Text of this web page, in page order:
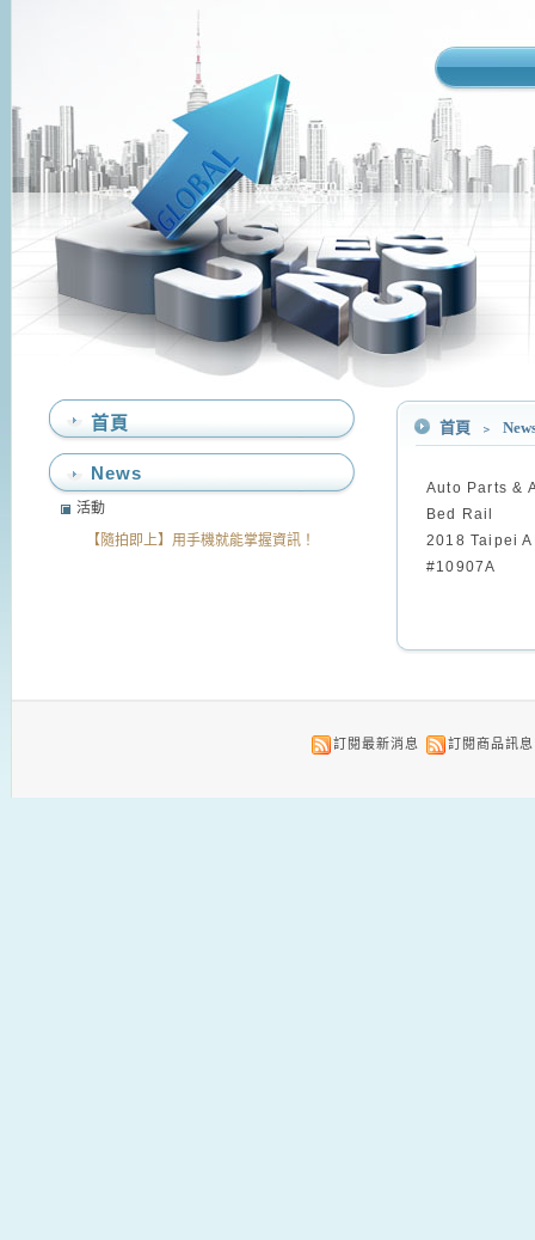
首頁 ﹥
Auto Parts &
Bed Rail
2018 Taipei
#10907A
首頁
News
活動
【隨拍即上】用手機就能掌握資訊！
訂閱最新消息 訂閱商品訊息